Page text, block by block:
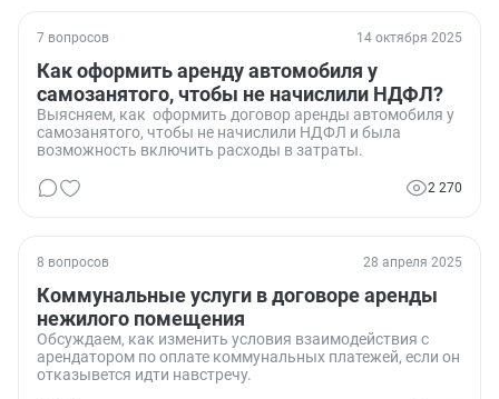
7 вопросов 14 октября 2025
Как оформить аренду автомобиля у
самозанятого, чтобы не начислили НДФЛ?
Выясняем, как оформить договор аренды автомобиля у
самозанятого, чтобы не начислили НДФЛ и была
возможность включить расходы в затраты.
2 270
8 вопросов 28 апреля 2025
Коммунальные услуги в договоре аренды
нежилого помещения
Обсуждаем, как изменить условия взаимодействия с
арендатором по оплате коммунальных платежей, если он
отказывется идти навстречу.